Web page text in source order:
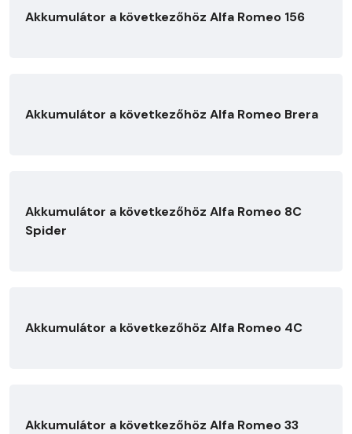
Akkumulátor a következőhöz Alfa Romeo 156
Akkumulátor a következőhöz Alfa Romeo Brera
Akkumulátor a következőhöz Alfa Romeo 8C
Spider
Akkumulátor a következőhöz Alfa Romeo 4C
Akkumulátor a következőhöz Alfa Romeo 33